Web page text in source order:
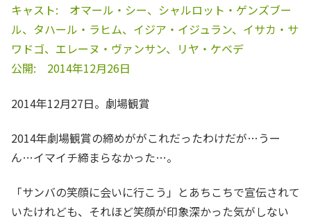
キャスト: オマール・シー、シャルロット・ゲンズブー
ル、タハール・ラヒム、イジア・イジュラン、イサカ・サ
ワドゴ、エレーヌ・ヴァンサン、リヤ・ケベデ
公開: 2014年12月26日
2014年12月27日。劇場観賞
2014年劇場観賞の締めががこれだったわけだが…うー
ん…イマイチ締まらなかった…。
「サンバの笑顔に会いに行こう」とあちこちで宣伝されて
いたけれども、それほど笑顔が印象深かった気がしない